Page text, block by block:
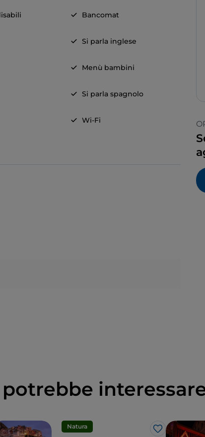
Bancomat
Si parla inglese
Menù bambini
Si parla spagnolo
Wi-Fi
potrebbe
Natura
Like